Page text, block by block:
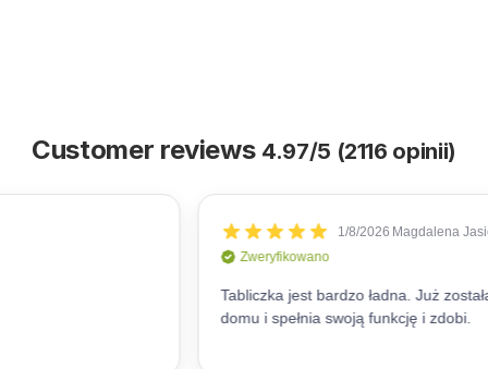
Customer reviews 4.97/5 (2116 opinii)